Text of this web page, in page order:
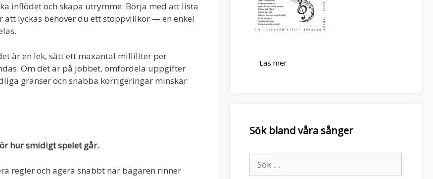
inflödet och skapa utrymme. Börja med att lista
att lyckas behöver du ett stoppvillkor — en enkel
är en lek, sätt ett maxantal milliliter per
Om det är på jobbet, omfördela uppgifter
gränser och snabba korrigeringar minskar
hur smidigt spelet går.
regler och agera snabbt när bägaren rinner
Läs mer
Sök bland våra sånger
efter: